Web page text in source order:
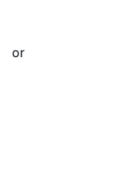
or